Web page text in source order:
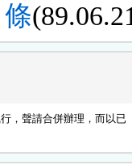
，聲請合併辦理，而以已